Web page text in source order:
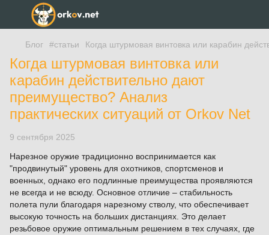
Блог #статьи Когда штурмовая винтовка или карабин
Когда штурмовая винтовка или
карабин действительно дают
преимущество? Анализ
практических ситуаций от Orkov Net
9 сентября 2025
Нарезное оружие традиционно воспринимается как
"продвинутый" уровень для охотников, спортсменов и
военных, однако его подлинные преимущества проявляются
не всегда и не всюду. Основное отличие – стабильность
полета пули благодаря нарезному стволу, что обеспечивает
высокую точность на больших дистанциях. Это делает
резьбовое оружие оптимальным решением в тех случаях, где